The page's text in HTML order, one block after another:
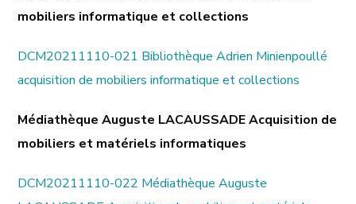
mobiliers informatique et collections
DCM20211110-021 Bibliothèque Adrien Minienpoullé
acquisition de mobiliers informatique et collections
Médiathèque Auguste LACAUSSADE Acquisition de
mobiliers et matériels informatiques
DCM20211110-022 Médiathèque Auguste